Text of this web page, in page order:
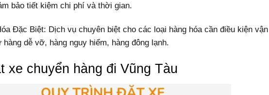
bảo tiết kiệm chi phí và thời gian.
Đặc Biệt: Dịch vụ chuyên biệt cho các loại hàng hóa cần điều kiện vận
dễ vỡ, hàng nguy hiểm, hàng đông lạnh.
xe chuyển hàng đi Vũng Tàu